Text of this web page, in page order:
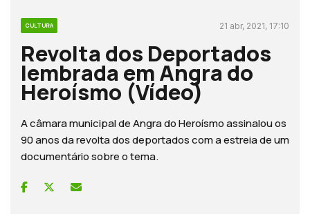
CULTURA 21 abr, 2021, 17:10
Revolta dos Deportados
lembrada em Angra do
Heroísmo (Vídeo)
A câmara municipal de Angra do Heroísmo assinalou os
90 anos da revolta dos deportados com a estreia de um
documentário sobre o tema.